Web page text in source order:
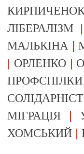
ЛІБЕРАЛІЗМ
МАЛЬКІНА |
| ОРЛЕНКО|
ПРОФСПІЛКИ
МІГРАЦІЯ |
ХОМСЬКИЙ |